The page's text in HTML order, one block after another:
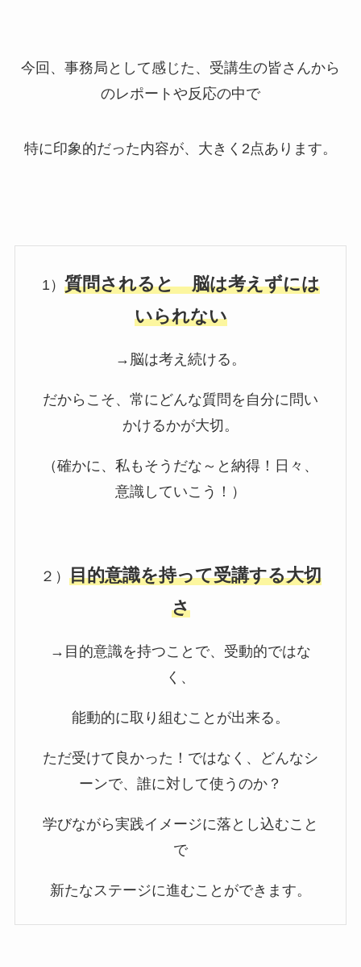
今回、事務局として感じた、受講生の皆さんから
のレポートや反応の中で
特に印象的だった内容が、大きく 2点あります。
1） 質問されると 脳は考えずには
いられない
→脳は考え続ける。
だからこそ、常にどんな質問を自分に問い
かけるかが大切。
（確かに、私もそうだな～と納得！日々、
意識していこう！）
２） 目的意識を持って受講する大切
さ
→目的意識を持つことで、受動的ではな
く、
能動的に取り組むことが出来る。
ただ受けて良かった！ではなく、どんなシ
ーンで、誰に対して使うのか？
学びながら実践イメージに落とし込むこと
で
新たなステージに進むことができます。